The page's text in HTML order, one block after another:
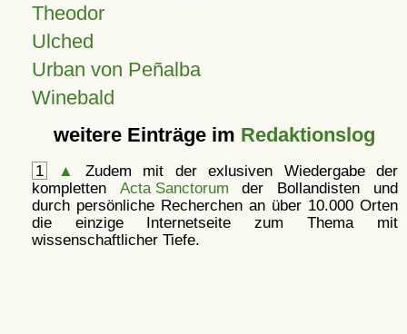
Theodor
Ulched
Urban von Peñalba
Winebald
weitere Einträge im Redaktionslog
1 ▲
Zudem mit der exlusiven Wiedergabe der
kompletten Acta Sanctorum der Bollandisten und
durch persönliche Recherchen an über 10.000 Orten
die einzige Internetseite zum Thema mit
wissenschaftlicher Tiefe.